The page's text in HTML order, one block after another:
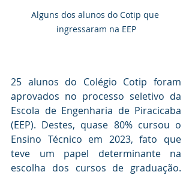
Alguns dos alunos do Cotip que
ingressaram na EEP
25 alunos do Colégio Cotip foram
aprovados no processo seletivo da
Escola de Engenharia de Piracicaba
(EEP). Destes, quase 80% cursou o
Ensino Técnico em 2023, fato que
teve um papel determinante na
escolha dos cursos de graduação.